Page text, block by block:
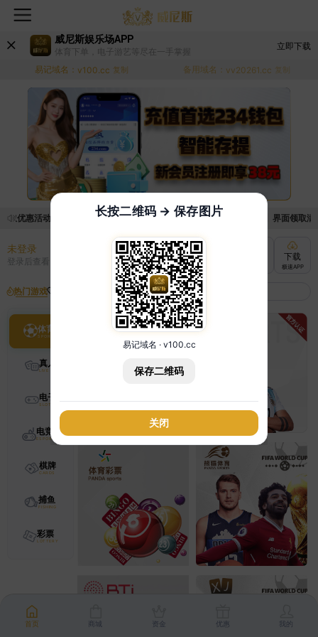
威尼斯娱乐场APP
体育下单，电子游艺等尽在一手掌握
立即下载
易记域名： v100.cc 复制 备用域名： vv20261.cc 复制
取优惠活动的手续麻烦，已新增优惠系统，现在可以前往【福利中心】界面领取
未登录
登录后查看 充值
快速到账
下载
极速APP
热门游戏
体育
真人
电子
电竞
棋牌
捕鱼
彩票
首页 商城 资金 优惠 我的
长按二维码 → 保存图片
易记域名 · v100.cc
保存二维码
关闭